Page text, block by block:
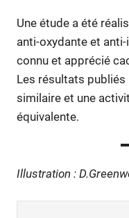
Une étude a été
anti-oxydante et
connu et apprécié
Les résultats
similaire et une
équivalente.
Illustration :